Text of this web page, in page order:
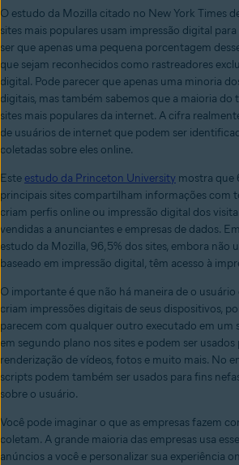
O estudo da Mozilla citado no New York Times
sites mais populares usam impressão digital
ser que apenas uma pequena porcentagem
que sejam reconhecidos como rastreadores
digital. Pode parecer que apenas uma minoria
digitais, mas também sabemos que a maioria do
sites mais populares da internet. A cifra
de usuários de internet que podem ser
coletadas sobre eles online.
Este estudo da Princeton University mostra que
principais sites compartilham informações com
criam perfis online ou impressão digital dos
vendidas a anunciantes e empresas de dados.
estudo da Mozilla, 96,5% dos sites, embora não
baseado em impressão digital, têm acesso à
O importante é que não há maneira de o
criam impressões digitais de seus dispositivos,
parecem com qualquer outro executado em um
em segundo plano nos sites e podem ser
renderização de vídeos, fotos e muito mais. No
scripts podem também ser usados para fins
sobre o usuário.
Você pode imaginar o que as empresas fazem
coletam. A grande maioria das empresas usa
anúncios a você e personalizar sua experiência